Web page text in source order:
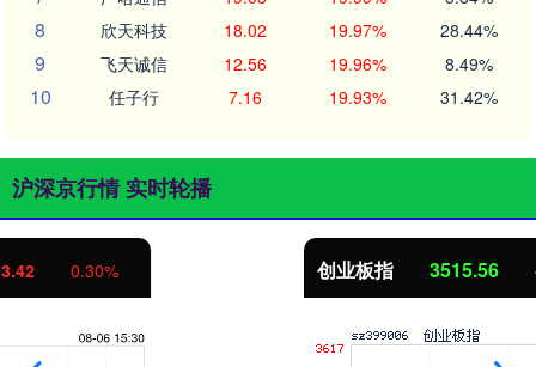
8 欣天科技 18.02 19.97% 28.44%
9 飞天诚信 12.56 19.96% 8.49%
10 任子行 7.16 19.93% 31.42%
沪深京行情 实时轮播
创业板指 -19.58 -0.55%